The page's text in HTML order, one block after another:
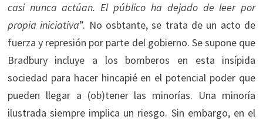
casi nunca actúan. El público ha dejado de leer por
propia iniciativa”. No osbtante, se trata de un acto de
fuerza y represión por parte del gobierno. Se supone que
Bradbury incluye a los bomberos en esta insípida
sociedad para hacer hincapié en el potencial poder que
pueden llegar a (ob)tener las minorías. Una minoría
ilustrada siempre implica un riesgo. Sin embargo, en el